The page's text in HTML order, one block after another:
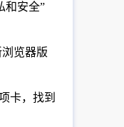
和安全”
览器版
卡，找到